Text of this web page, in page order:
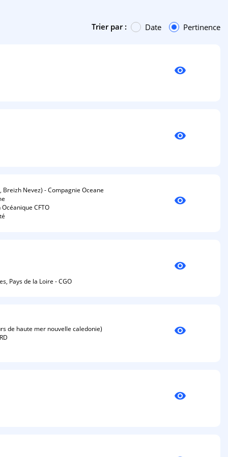
Trier par : Date Pertinence
visibility
visibility
Nevez) - Compagnie Oceane
CFTO
visibility
Pays de la Loire - CGO
visibility
de haute mer nouvelle caledonie)
visibility
visibility